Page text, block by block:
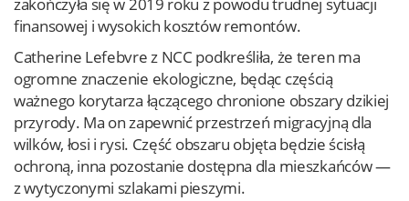
finansowej i wysokich kosztów remontów.
Catherine Lefebvre z NCC podkreśliła, że teren ma
ogromne znaczenie ekologiczne, będąc częścią
ważnego korytarza łączącego chronione obszary dzikiej
przyrody. Ma on zapewnić przestrzeń migracyjną dla
wilków, łosi i rysi. Część obszaru objęta będzie ścisłą
ochroną, inna pozostanie dostępna dla mieszkańców —
z wytyczonymi szlakami pieszymi.